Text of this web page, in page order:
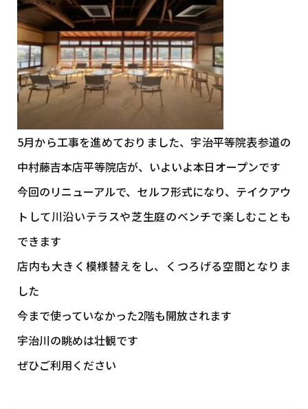
5月から工事を進めておりました、宇治平等院表参道の
中村藤吉本店平等院店が、いよいよ本日オープンです
今回のリニューアルで、セルフ形式になり、テイクアウ
トして川沿いテラスや芝生庭のベンチで楽しむことも
できます
店内も大きく模様替えをし、くつろげる空間となりま
した
今まで使っていなかった2階も開放されます
宇治川の眺めは壮観です
ぜひご利用ください